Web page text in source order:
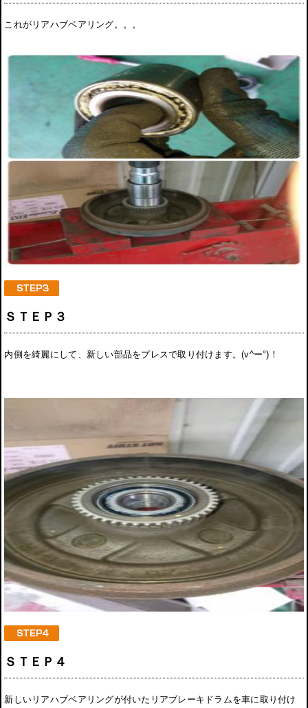
これがリアハブベアリング。。。
ＳＴＥＰ３
内側を綺麗にして、新しい部品をプレスで取り付けます。(v^ー°)！
ＳＴＥＰ４
新しいリアハブベアリングが付いたリアブレーキドラムを車に取り付け